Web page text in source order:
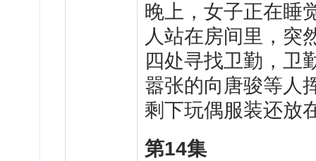
晚上，女子正在睡
人站在房间里，突
四处寻找卫勤，卫
嚣张的向唐骏等人
剩下玩偶服装还放
第14集